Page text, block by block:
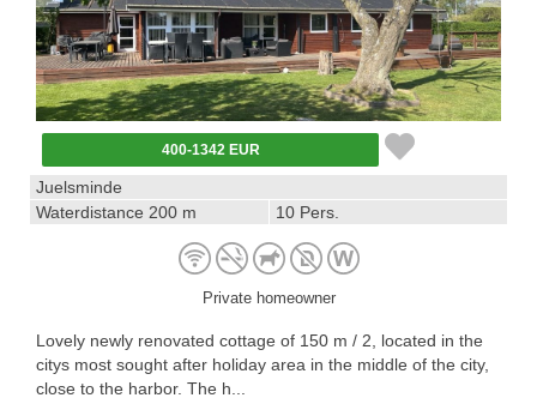
400-1342 EUR
Juelsminde
Waterdistance 200 m
10 Pers.
Private homeowner
Lovely newly renovated cottage of 150 m / 2, located in the
citys most sought after holiday area in the middle of the city,
close to the harbor. The h...